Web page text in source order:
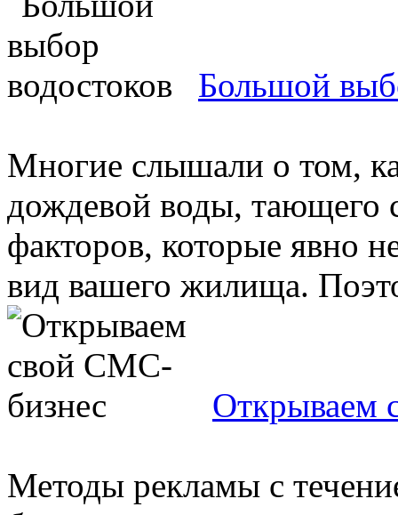
Большой
Многие слышали о том,
дождевой воды, тающего
факторов, которые явно
вид вашего жилища.
Открываем
Методы рекламы с